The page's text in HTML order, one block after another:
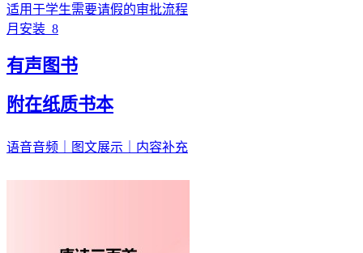
适用于学生需要请假的审批流程
月安装 8
有声图书
附在纸质书本
语音音频｜图文展示｜内容补充